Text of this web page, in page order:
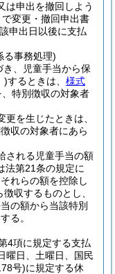
は申出を撤回しよう
変更・撤回申出書
申出日以後に支払
る事務処理)
、児童手当から保
)するときは、 様式
特別徴収の対象者
を生じたときは、
収の対象者にあら
される児童手当の額
法第21条の規定に
れらの額を控除し
徴収するものとし、
の額から当該特別
る。
4項に規定する支払
曜日、土曜日、国民
号)に規定する休